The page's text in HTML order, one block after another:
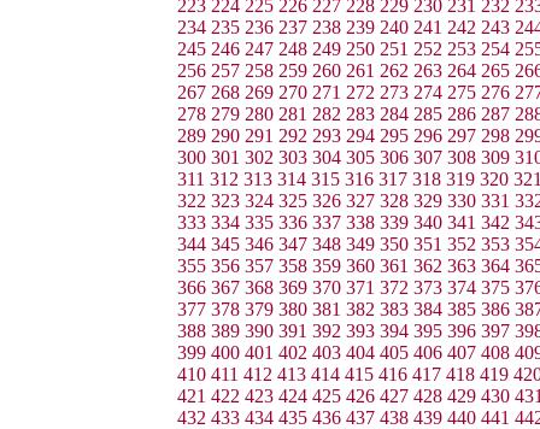
223 224 225 226 227 228 229 230 231 232
234 235 236 237 238 239 240 241 242 243
245 246 247 248 249 250 251 252 253 254
256 257 258 259 260 261 262 263 264 265
267 268 269 270 271 272 273 274 275 276
278 279 280 281 282 283 284 285 286 287
289 290 291 292 293 294 295 296 297 298
300 301 302 303 304 305 306 307 308 309
311 312 313 314 315 316 317 318 319 320
322 323 324 325 326 327 328 329 330 331
333 334 335 336 337 338 339 340 341 342
344 345 346 347 348 349 350 351 352 353
355 356 357 358 359 360 361 362 363 364
366 367 368 369 370 371 372 373 374 375
377 378 379 380 381 382 383 384 385 386
388 389 390 391 392 393 394 395 396 397
399 400 401 402 403 404 405 406 407 408
410 411 412 413 414 415 416 417 418 419
421 422 423 424 425 426 427 428 429 430
432 433 434 435 436 437 438 439 440 441